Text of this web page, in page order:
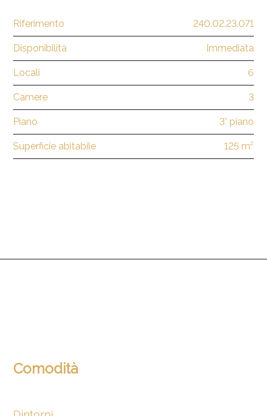
Comodità
Riferimento 240.02.23.071
Disponibilità Immediata
Locali 6
Camere 3
Piano 3° piano
Superficie abitabile 125 m²